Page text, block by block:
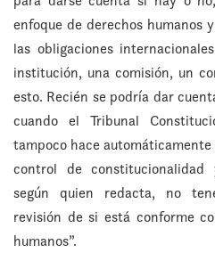
enfoque de derechos humanos
las obligaciones
institución, una comisión, un
esto. Recién se podría dar
cuando el Tribunal
tampoco hace
control de constitucionalidad
según quien redacta, no
revisión de si está conforme
humanos”.